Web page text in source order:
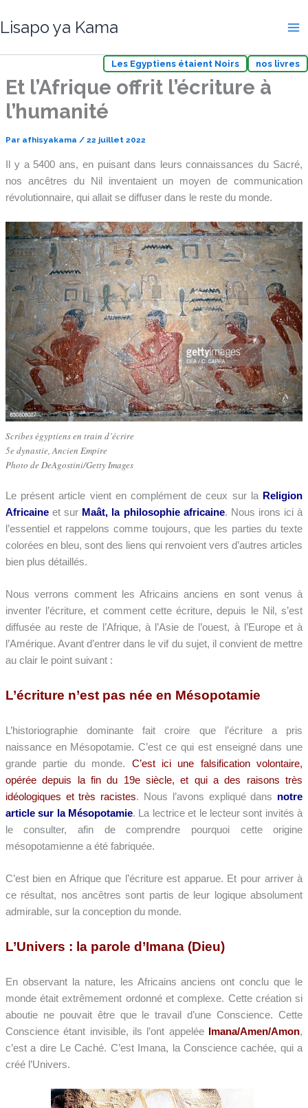
au
contenu
Lisapo ya Kama
nos livres
Les Egyptiens étaient Noirs
Et l’Afrique offrit l’écriture à
l’humanité
Par afhisyakama / 22 juillet 2022
Il y a 5400 ans, en puisant dans leurs connaissances du Sacré,
nos ancêtres du Nil inventaient un moyen de communication
révolutionnaire, qui allait se diffuser dans le reste du monde.
Scribes égyptiens en train d’écrire
5e dynastie, Ancien Empire
Photo de DeAgostini/Getty Images
Le présent article vient en complément de ceux sur la Religion
Africaineet sur Maât, la philosophie africaine. Nous irons ici à
l’essentiel et rappelons comme toujours, que les parties du texte
colorées en bleu, sont des liens qui renvoient vers d’autres articles
bien plus détaillés.
Nous verrons comment les Africains anciens en sont venus à
inventer l’écriture, et comment cette écriture, depuis le Nil, s’est
diffusée au reste de l’Afrique, à l’Asie de l’ouest, à l’Europe et à
l’Amérique. Avant d’entrer dans le vif du sujet, il convient de mettre
au clair le point suivant :
L’écriture n’est pas née en Mésopotamie
L’historiographie dominante fait croire que l’écriture a pris
naissance en Mésopotamie. C’est ce qui est enseigné dans une
grande partie du monde. C’est ici une falsification volontaire,
opérée depuis la fin du 19e siècle, et qui a des raisons très
idéologiques et très racistes. Nous l’avons expliqué dans notre
article sur la Mésopotamie. La lectrice et le lecteur sont invités à
le consulter, afin de comprendre pourquoi cette origine
mésopotamienne a été fabriquée.
C’est bien en Afrique que l’écriture est apparue. Et pour arriver à
ce résultat, nos ancêtres sont partis de leur logique absolument
admirable, sur la conception du monde.
L’Univers : la parole d’Imana (Dieu)
En observant la nature, les Africains anciens ont conclu que le
monde était extrêmement ordonné et complexe. Cette création si
aboutie ne pouvait être que le travail d’une Conscience. Cette
Conscience étant invisible, ils l’ont appelée
Imana/Amen/Amon,
c’est a dire Le Caché. C’est Imana, la Conscience cachée, qui a
créé l’Univers.